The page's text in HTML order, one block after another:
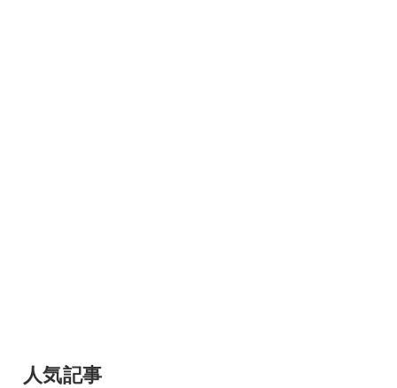
人気記事